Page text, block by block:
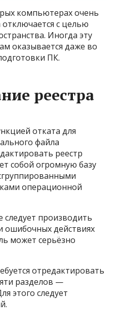
компьютерах очень
с целью
Иногда эту
оказывается даже во
ПК.
реестра
отката для
файла
реестр
собой огромную базу
операционной
производить
ошибочных действиях
может серьёзно
отредактировать
разделов —
этого следует